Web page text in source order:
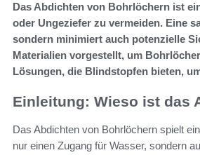
Das Abdichten von Bohrlöchern ist
oder Ungeziefer zu vermeiden. Eine
sondern minimiert auch potenzielle
Materialien vorgestellt, um
Lösungen, die Blindstopfen bieten,
Einleitung: Wieso ist das
Das Abdichten von Bohrlöchern spielt
nur einen Zugang für Wasser, sondern